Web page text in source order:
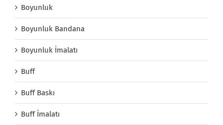
Boyunluk
Boyunluk Bandana
Boyunluk İmalatı
Buff
Buff Baskı
Buff İmalatı